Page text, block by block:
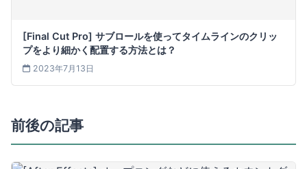
[Final Cut Pro] サブロールを使ってタイムラインのクリッ
プをより細かく配置する方法とは？
2023年7月13日
前後の記事